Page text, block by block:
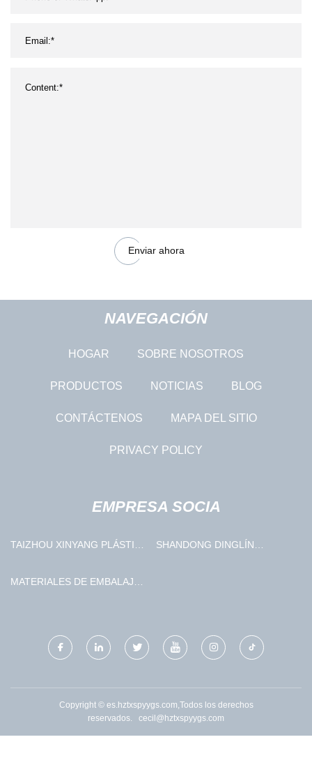
Enviar ahora
NAVEGACIÓN
HOGAR SOBRE NOSOTROS
PRODUCTOS NOTICIAS BLOG
CONTÁCTENOS MAPA DEL SITIO
PRIVACY POLICY
EMPRESA SOCIA
TAIZHOU XINYANG PLÁSTICO
SHANDONG DINGLÍN
MATERIALES DE EMBALAJE
Copyright © es.hztxspyygs.com,Todos los derechos
reservados. cecil@hztxspyygs.com